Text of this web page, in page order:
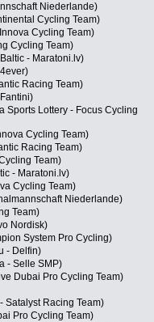
Niederlande)
Cycling Team)
Cycling Team)
Cycling Team)
- Maratoni.lv)
Racing Team)
Sports Lottery - Focus Cycling
Cycling Team)
Racing Team)
Team)
- Maratoni.lv)
Cycling Team)
Niederlande)
Team)
Nordisk)
System Pro Cycling)
- Delfin)
- Selle SMP)
Dubai Pro Cycling Team)
Satalyst Racing Team)
Pro Cycling Team)